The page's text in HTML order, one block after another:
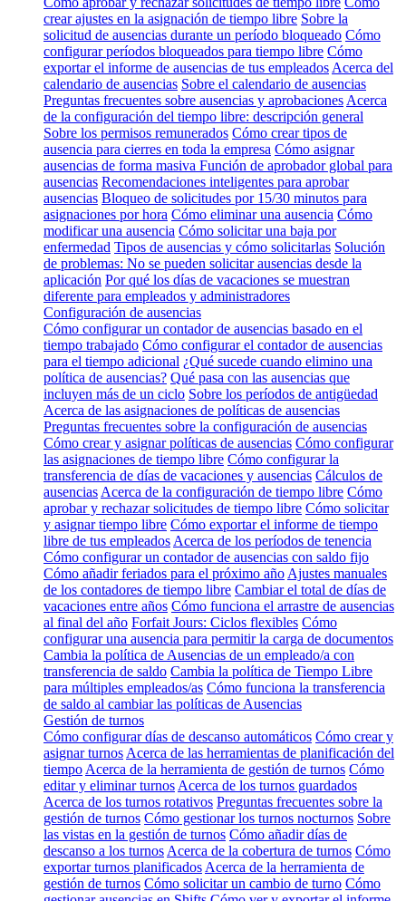
crear ajustes en la asignación de tiempo libre Sobre la
solicitud de ausencias durante un período bloqueado Cómo
configurar períodos bloqueados para tiempo libre Cómo
exportar el informe de ausencias de tus empleados Acerca del
calendario de ausencias Sobre el calendario de ausencias
Preguntas frecuentes sobre ausencias y aprobaciones Acerca
de la configuración del tiempo libre: descripción general
Sobre los permisos remunerados Cómo crear tipos de
ausencia para cierres en toda la empresa Cómo asignar
ausencias de forma masiva Función de aprobador global para
ausencias Recomendaciones inteligentes para aprobar
ausencias Bloqueo de solicitudes por 15/30 minutos para
asignaciones por hora Cómo eliminar una ausencia Cómo
modificar una ausencia Cómo solicitar una baja por
enfermedad Tipos de ausencias y cómo solicitarlas Solución
de problemas: No se pueden solicitar ausencias desde la
aplicación Por qué los días de vacaciones se muestran
diferente para empleados y administradores
Configuración de ausencias
Cómo configurar un contador de ausencias basado en el
tiempo trabajado Cómo configurar el contador de ausencias
para el tiempo adicional ¿Qué sucede cuando elimino una
política de ausencias? Qué pasa con las ausencias que
incluyen más de un ciclo Sobre los períodos de antigüedad
Acerca de las asignaciones de políticas de ausencias
Preguntas frecuentes sobre la configuración de ausencias
Cómo crear y asignar políticas de ausencias Cómo configurar
las asignaciones de tiempo libre Cómo configurar la
transferencia de días de vacaciones y ausencias Cálculos de
ausencias Acerca de la configuración de tiempo libre Cómo
aprobar y rechazar solicitudes de tiempo libre Cómo solicitar
y asignar tiempo libre Cómo exportar el informe de tiempo
libre de tus empleados Acerca de los períodos de tenencia
Cómo configurar un contador de ausencias con saldo fijo
Cómo añadir feriados para el próximo año Ajustes manuales
de los contadores de tiempo libre Cambiar el total de días de
vacaciones entre años Cómo funciona el arrastre de ausencias
al final del año Forfait Jours: Ciclos flexibles Cómo
configurar una ausencia para permitir la carga de documentos
Cambia la política de Ausencias de un empleado/a con
transferencia de saldo Cambia la política de Tiempo Libre
para múltiples empleados/as Cómo funciona la transferencia
de saldo al cambiar las políticas de Ausencias
Gestión de turnos
Cómo configurar días de descanso automáticos Cómo crear y
asignar turnos Acerca de las herramientas de planificación del
tiempo Acerca de la herramienta de gestión de turnos Cómo
editar y eliminar turnos Acerca de los turnos guardados
Acerca de los turnos rotativos Preguntas frecuentes sobre la
gestión de turnos Cómo gestionar los turnos nocturnos Sobre
las vistas en la gestión de turnos Cómo añadir días de
descanso a los turnos Acerca de la cobertura de turnos Cómo
exportar turnos planificados Acerca de la herramienta de
gestión de turnos Cómo solicitar un cambio de turno Cómo